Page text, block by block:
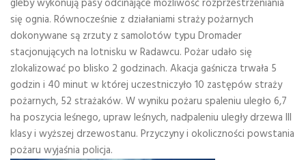
gleby wykonują pasy odcinające możliwość rozprzestrzeniania
się ognia. Równocześnie z działaniami straży pożarnych
dokonywane są zrzuty z samolotów typu Dromader
stacjonujących na lotnisku w Radawcu. Pożar udało się
zlokalizować po blisko 2 godzinach. Akacja gaśnicza trwała 5
godzin i 40 minut w której uczestniczyło 10 zastępów straży
pożarnych, 52 strażaków. W wyniku pożaru spaleniu uległo 6,7
ha poszycia leśnego, upraw leśnych, nadpaleniu uległy drzewa III
klasy i wyższej drzewostanu. Przyczyny i okoliczności powstania
pożaru wyjaśnia policja.